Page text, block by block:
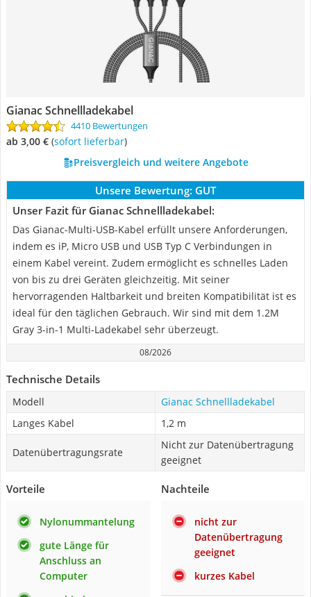
Gianac Schnellladekabel
4410 Bewertungen
ab 3,00 € ( Sofort lieferbar)
Preisvergleich und weitere Angebote
Unsere Bewertung: GUT
Unser Fazit für Gianac Schnellladekabel:
Das Gianac-Multi-USB-Kabel erfüllt unsere Anforderungen,
indem es iP, Micro USB und USB Typ C Verbindungen in
einem Kabel vereint. Zudem ermöglicht es schnelles Laden
von bis zu drei Geräten gleichzeitig. Mit seiner
hervorragenden Haltbarkeit und breiten Kompatibilität ist es
ideal für den täglichen Gebrauch. Wir sind mit dem 1.2M
Gray 3-in-1 Multi-Ladekabel sehr überzeugt.
08/2026
Technische Details
Modell
Gianac Schnellladekabel
Langes Kabel
1,2 m
Datenübertragungsrate
Nicht zur Datenübertragung
geeignet
Vorteile
Nylonummantelung
gute Länge für
Anschluss an
Computer
Nachteile
nicht zur
Datenübertragung
geeignet
kurzes Kabel